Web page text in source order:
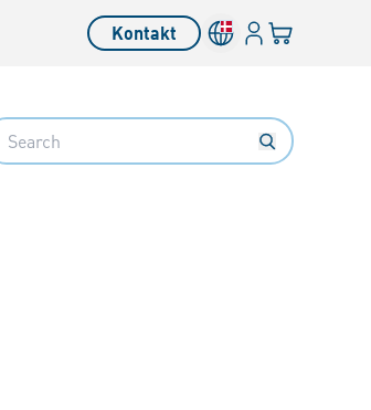
Kontakt Log på​Din kurv